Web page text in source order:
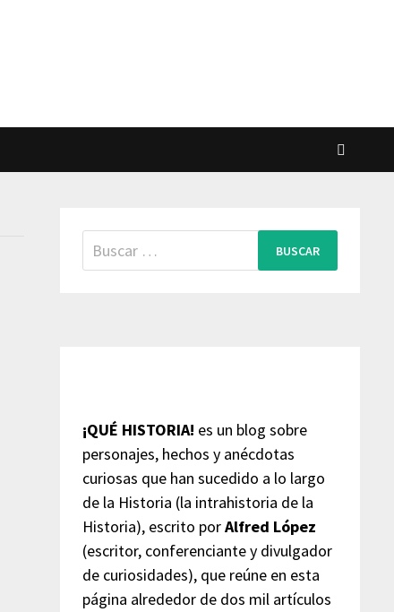
Buscar:
¡QUÉ HISTORIA! es un blog sobre
personajes, hechos y anécdotas
curiosas que han sucedido a lo largo
de la Historia (la intrahistoria de la
Historia), escrito porAlfred López
(escritor, conferenciante y divulgador
de curiosidades), que reúne en esta
página alrededor de dos mil artículos